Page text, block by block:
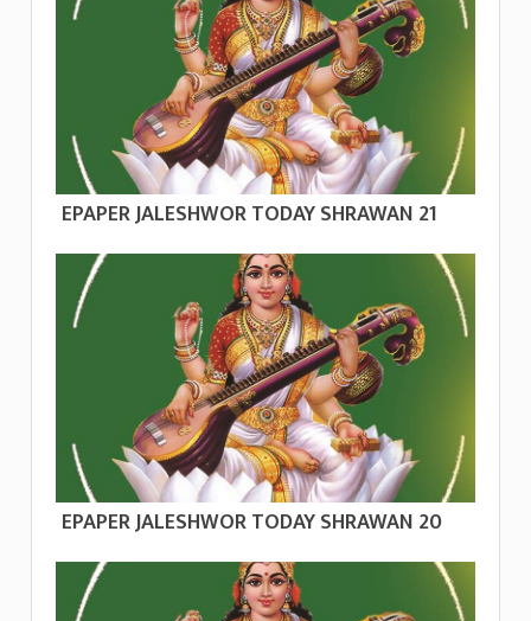
EPAPER JALESHWOR TODAY SHRAWAN 21
EPAPER JALESHWOR TODAY SHRAWAN 20